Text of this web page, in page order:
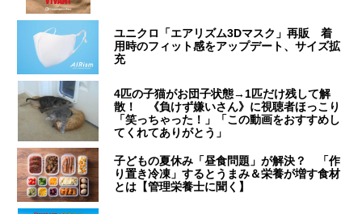
ユニクロ「エアリズム3Dマスク」再販 着
用時のフィット感をアップデート、サイズ拡
充
4匹の子猫がお団子状態→1匹だけ残して解
散！ 《負けず嫌いさん》に視聴者ほっこり
「笑っちゃった！」「この動画をおすすめし
てくれてありがとう」
子どもの夏休み「昼食問題」が解決？ 「作
り置き冷凍」するとうまみ＆栄養が増す食材
とは【管理栄養士に聞く】